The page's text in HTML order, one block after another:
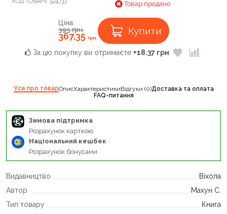
Товар продано
Ціна:
395грн.
367,35 грн.
Купити
За цю покупку ви отримаєте +18.37 грн
Усе про товарОписХарактеристикиВідгуки (0)Доставка та оплата
FAQ-питання
Зимова підтримка
Розрахунок карткою
Національний кешбек
Розрахунок бонусами
Видавництво
Віхола
Автор
Махун С.
Тип товару
Книга